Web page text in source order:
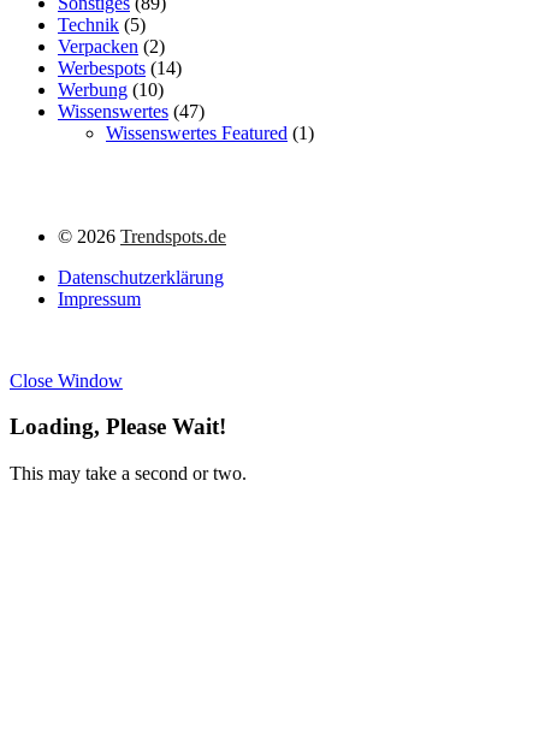
Technik (5)
Verpacken (2)
Werbespots (14)
Werbung (10)
Wissenswertes (47)
Wissenswertes Featured (1)
© 2026 Trendspots.de
Datenschutzerklärung
Impressum
Close Window
Loading, Please Wait!
This may take a second or two.